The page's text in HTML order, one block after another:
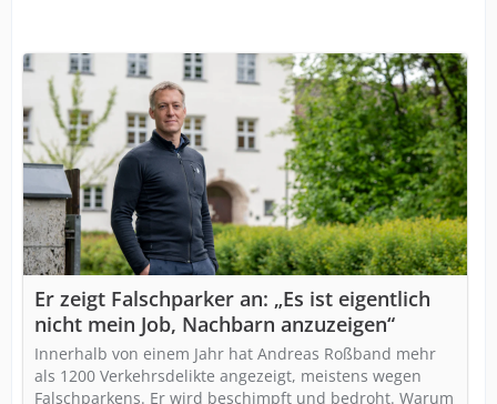
Er zeigt Falschparker an: „Es ist eigentlich
nicht mein Job, Nachbarn anzuzeigen“
Innerhalb von einem Jahr hat Andreas Roßband mehr
als 1200 Verkehrsdelikte angezeigt, meistens wegen
Falschparkens. Er wird beschimpft und bedroht. Warum